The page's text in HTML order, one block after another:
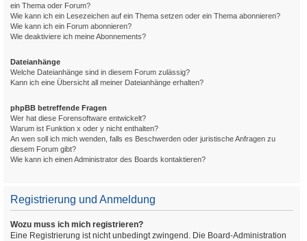
ein Thema oder Forum?
Wie kann ich ein Lesezeichen auf ein Thema setzen oder ein Thema abonnieren?
Wie kann ich ein Forum abonnieren?
Wie deaktiviere ich meine Abonnements?
Dateianhänge
Welche Dateianhänge sind in diesem Forum zulässig?
Kann ich eine Übersicht all meiner Dateianhänge erhalten?
phpBB betreffende Fragen
Wer hat diese Forensoftware entwickelt?
Warum ist Funktion x oder y nicht enthalten?
An wen soll ich mich wenden, falls es Beschwerden oder juristische Anfragen zu
diesem Forum gibt?
Wie kann ich einen Administrator des Boards kontaktieren?
Registrierung und Anmeldung
Wozu muss ich mich registrieren?
Eine Registrierung ist nicht unbedingt zwingend. Die Board-Administration